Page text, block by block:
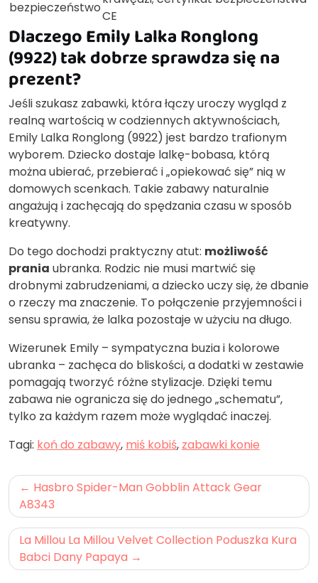
bezpieczeństwo
CE
Dlaczego Emily Lalka Ronglong
(9922) tak dobrze sprawdza się na
prezent?
Jeśli szukasz zabawki, która łączy uroczy wygląd z
realną wartością w codziennych aktywnościach,
Emily Lalka Ronglong (9922) jest bardzo trafionym
wyborem. Dziecko dostaje lalkę-bobasa, którą
można ubierać, przebierać i „opiekować się” nią w
domowych scenkach. Takie zabawy naturalnie
angażują i zachęcają do spędzania czasu w sposób
kreatywny.
Do tego dochodzi praktyczny atut: możliwość
prania ubranka. Rodzic nie musi martwić się
drobnymi zabrudzeniami, a dziecko uczy się, że dbanie
o rzeczy ma znaczenie. To połączenie przyjemności i
sensu sprawia, że lalka pozostaje w użyciu na długo.
Wizerunek Emily – sympatyczna buzia i kolorowe
ubranka – zachęca do bliskości, a dodatki w zestawie
pomagają tworzyć różne stylizacje. Dzięki temu
zabawa nie ogranicza się do jednego „schematu”,
tylko za każdym razem może wyglądać inaczej.
Tagi: koń do zabawy, miś kobiś, zabawki konie
Nawigacja
wpisu
Hasbro Spider-Man Gobblin Attack Gear
A8343
La Millou La Millou Velvet Collection Poduszka Kura
Babci Dany Papaya